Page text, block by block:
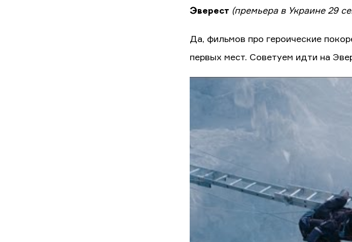
Эверест (премьера в Украине 29
Да, фильмов про героические
первых мест. Советуем идти на